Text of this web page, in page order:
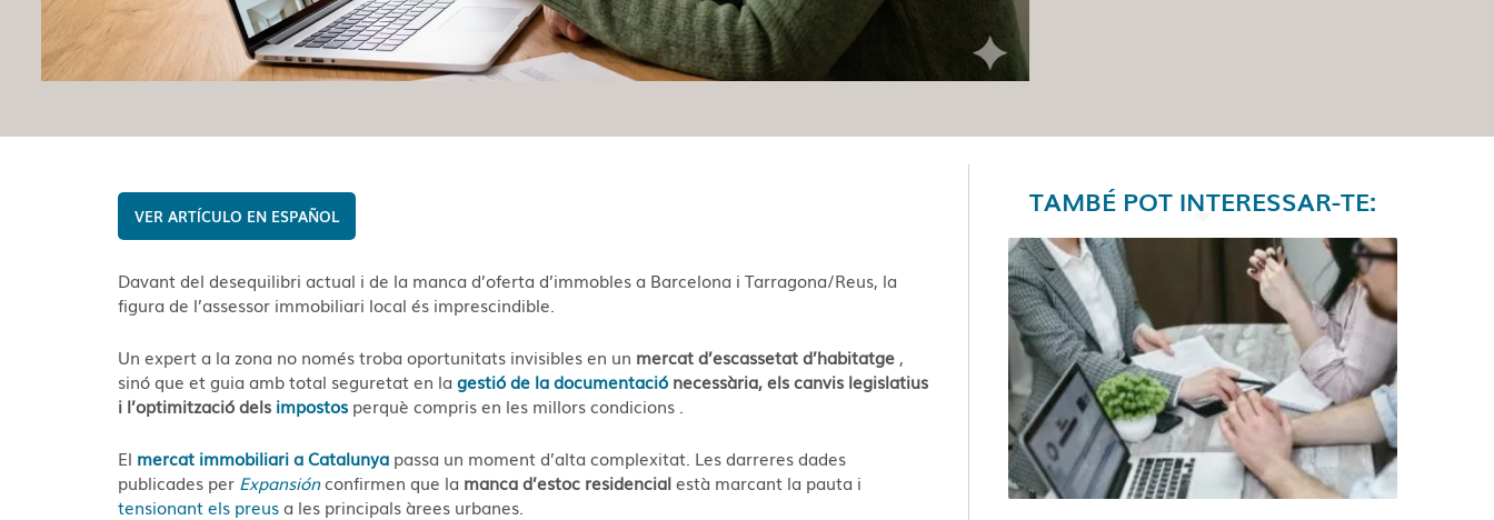
ESPAÑOL
Davant del desequilibri actual i de la manca d’oferta d’immobles a Barcelona i Tarragona/Reus, la
figura de l’assessor immobiliari local és imprescindible.
Un expert a la zona no només troba oportunitats invisibles en un mercat d’escassetat d’habitatge ,
sinó que et guia amb total seguretat en lagestió de la documentació necessària, els canvis legislatius
i l’optimització dels impostos perquè compris en les millors condicions
El mercat immobiliari a Catalunya passa un moment d’alta complexitat. Les darreres dades
publicades per Expansiónconfirmen que la manca d’estoc residencialestà marcant la pauta i
tensionant els preusa les principals àrees urbanes.
TAMBÉ POT INTERESSAR-TE: